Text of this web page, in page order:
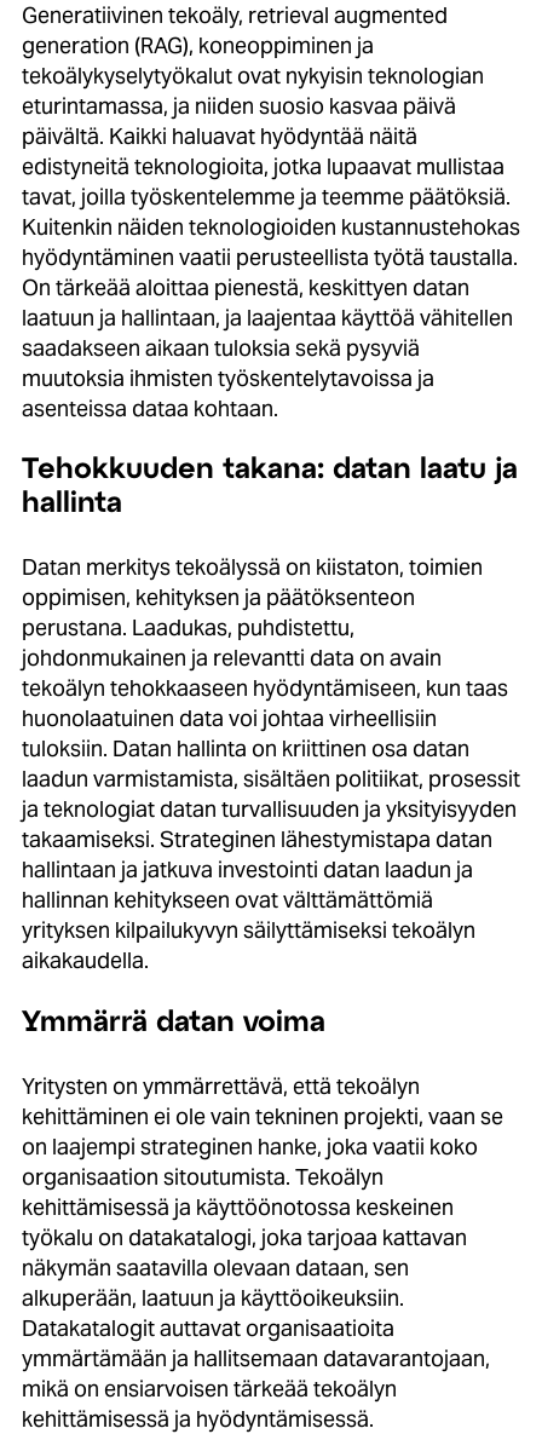
Generatiivinen tekoäly, retrieval augmented
generation (RAG), koneoppiminen ja
tekoälykyselytyökalut ovat nykyisin teknologian
eturintamassa, ja niiden suosio kasvaa päivä
päivältä. Kaikki haluavat hyödyntää näitä
edistyneitä teknologioita, jotka lupaavat mullistaa
tavat, joilla työskentelemme ja teemme päätöksiä.
Kuitenkin näiden teknologioiden kustannustehokas
hyödyntäminen vaatii perusteellista työtä taustalla.
On tärkeää aloittaa pienestä, keskittyen datan
laatuun ja hallintaan, ja laajentaa käyttöä vähitellen
saadakseen aikaan tuloksia sekä pysyviä
muutoksia ihmisten työskentelytavoissa ja
asenteissa dataa kohtaan.
Tehokkuuden takana: datan laatu ja
hallinta
Datan merkitys tekoälyssä on kiistaton, toimien
oppimisen, kehityksen ja päätöksenteon
perustana. Laadukas, puhdistettu,
johdonmukainen ja relevantti data on avain
tekoälyn tehokkaaseen hyödyntämiseen, kun taas
huonolaatuinen data voi johtaa virheellisiin
tuloksiin. Datan hallinta on kriittinen osa datan
laadun varmistamista, sisältäen politiikat, prosessit
ja teknologiat datan turvallisuuden ja yksityisyyden
takaamiseksi. Strateginen lähestymistapa datan
hallintaan ja jatkuva investointi datan laadun ja
hallinnan kehitykseen ovat välttämättömiä
yrityksen kilpailukyvyn säilyttämiseksi tekoälyn
aikakaudella.
Ymmärrä datan voima
Yritysten on ymmärrettävä, että tekoälyn
kehittäminen ei ole vain tekninen projekti, vaan se
on laajempi strateginen hanke, joka vaatii koko
organisaation sitoutumista. Tekoälyn
kehittämisessä ja käyttöönotossa keskeinen
työkalu on datakatalogi, joka tarjoaa kattavan
näkymän saatavilla olevaan dataan, sen
alkuperään, laatuun ja käyttöoikeuksiin.
Datakatalogit auttavat organisaatioita
ymmärtämään ja hallitsemaan datavarantojaan,
mikä on ensiarvoisen tärkeää tekoälyn
kehittämisessä ja hyödyntämisessä.